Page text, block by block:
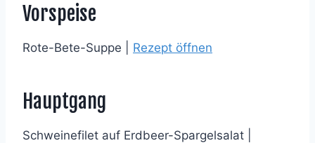
Vorspeise
Rote-Bete-Suppe | Rezept öffnen
Hauptgang
Schweinefilet auf Erdbeer-Spargelsalat |